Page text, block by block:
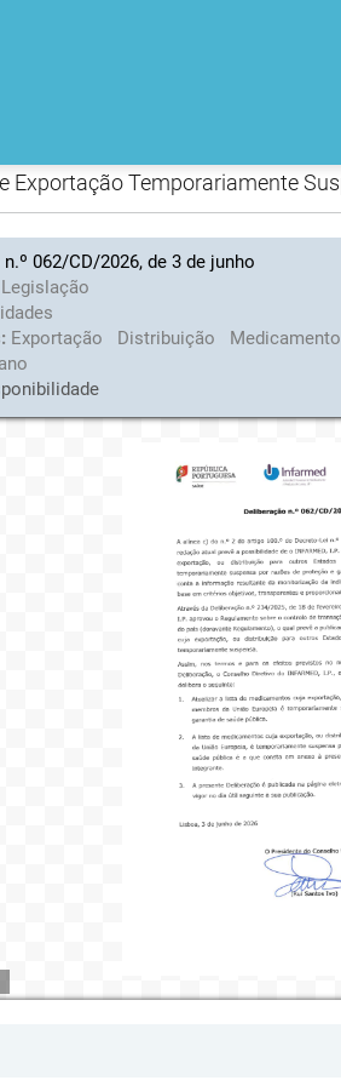
Exportação Temporariamente
062/CD/2026, de 3 de junho
Legislação
Exportação Distribuição